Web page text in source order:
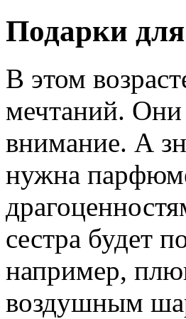
Подарки
В этом
мечтаний. Они
внимание. А
нужна
сестра будет
например,
воздушным